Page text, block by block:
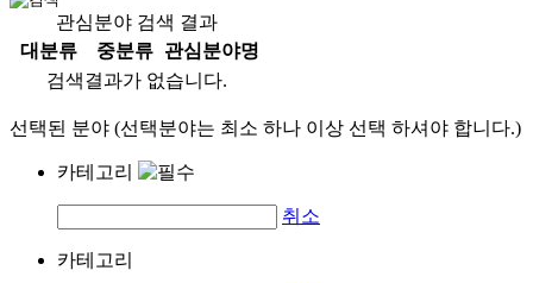
관심분야 검색 결과
대분류
중분류
관심분야명
검색결과가 없습니다.
선택된 분야 (선택분야는 최소 하나 이상 선택 하셔야 합니다.)
카테고리
취소
카테고리